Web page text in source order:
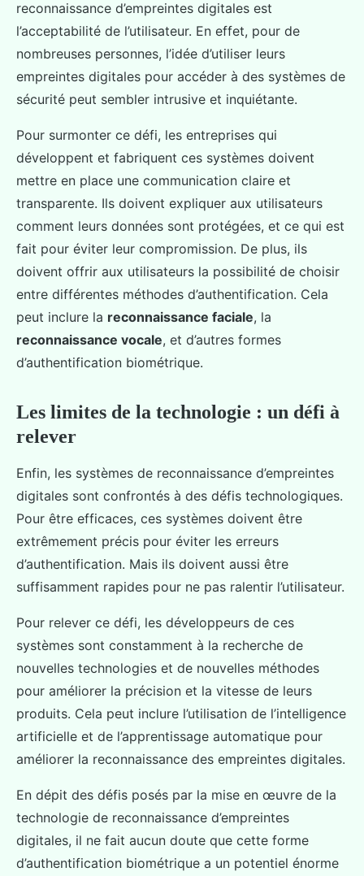
reconnaissance d’empreintes digitales est
l’acceptabilité de l’utilisateur. En effet, pour de
nombreuses personnes, l’idée d’utiliser leurs
empreintes digitales pour accéder à des systèmes de
sécurité peut sembler intrusive et inquiétante.
Pour surmonter ce défi, les entreprises qui
développent et fabriquent ces systèmes doivent
mettre en place une communication claire et
transparente. Ils doivent expliquer aux utilisateurs
comment leurs données sont protégées, et ce qui est
fait pour éviter leur compromission. De plus, ils
doivent offrir aux utilisateurs la possibilité de choisir
entre différentes méthodes d’authentification. Cela
peut inclure la reconnaissance faciale, la
reconnaissance vocale, et d’autres formes
d’authentification biométrique.
Les limites de la technologie : un défi à
relever
Enfin, les systèmes de reconnaissance d’empreintes
digitales sont confrontés à des défis technologiques.
Pour être efficaces, ces systèmes doivent être
extrêmement précis pour éviter les erreurs
d’authentification. Mais ils doivent aussi être
suffisamment rapides pour ne pas ralentir l’utilisateur.
Pour relever ce défi, les développeurs de ces
systèmes sont constamment à la recherche de
nouvelles technologies et de nouvelles méthodes
pour améliorer la précision et la vitesse de leurs
produits. Cela peut inclure l’utilisation de l’intelligence
artificielle et de l’apprentissage automatique pour
améliorer la reconnaissance des empreintes digitales.
En dépit des défis posés par la mise en œuvre de la
technologie de reconnaissance d’empreintes
digitales, il ne fait aucun doute que cette forme
d’authentification biométrique a un potentiel énorme